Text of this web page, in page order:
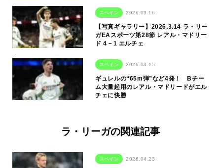
スペイン 2026.03.16
【写真ギャラリー】2026.3.14 ラ・リー
ガEAスポーツ第28節 レアル・マドリー
ド 4－1 エルチェ
スペイン 2026.03.15
ギュレルの“65m弾”など4発！ Bチー
ム大量起用のレアル・マドリードがエル
チェに快勝
ラ・リーガの関連記事
スペイン 2026.04.23